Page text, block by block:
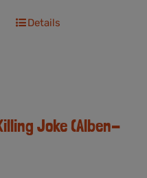
Details
Joke (Alben-